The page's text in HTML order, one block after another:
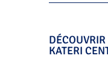
DÉCOUVRIR
KATERI